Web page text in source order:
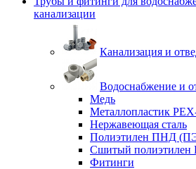
канализации
Канализация и
Водоснабжение и
Медь
Металлопластик
Нержавеющая сталь
Полиэтилен ПНД
Сшитый полиэтилен
Фитинги